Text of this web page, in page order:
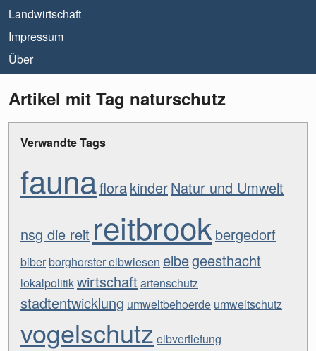
Landwirtschaft
Impressum
Über
Artikel mit Tag naturschutz
Verwandte Tags
faunaflorakinderNatur und Umwelt
nsg die reit reitbrookbergedorf
biberborghorster elbwiesen elbegeesthacht
lokalpolitikwirtschaft artenschutz
stadtentwicklung umweltbehoerde umweltschutz
vogelschutz elbvertiefung